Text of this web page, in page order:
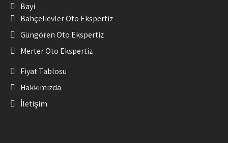
Bayi
Bahçelievler Oto Ekspertiz
Güngören Oto Ekspertiz
Merter Oto Ekspertiz
Fiyat Tablosu
Hakkımızda
İletişim